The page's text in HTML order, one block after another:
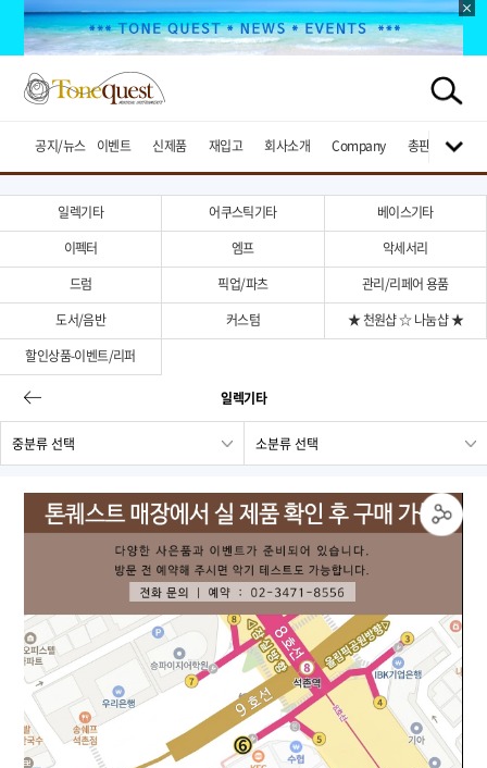
공지/뉴스 이벤트 신제품 재입고 회사소개 Company 총판브랜드
일렉기타 어쿠스틱기타
베이스기타
이펙터
엠프
악세서리
드럼
픽업/파츠
관리/리페어 용품
도서/음반
커스텀
★ 천원샵 ☆ 나눔샵 ★
할인상품-이벤트/리퍼
일렉기타